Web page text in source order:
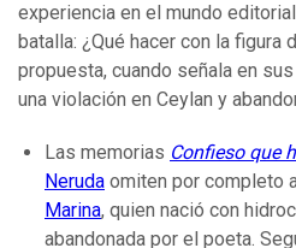
experiencia en el mundo
batalla: ¿Qué hacer con la figura
propuesta, cuando señala en
una violación en Ceylan y
Las memorias Confieso que
Neruda omiten por completo
Marina, quien nació con
abandonada por el poeta.